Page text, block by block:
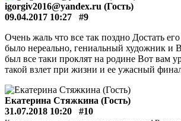
igorgiv2016@yandex.ru (Гость)
09.04.2017 10:27
#9
Очень жаль что все так поздно Достать
было нереально, гениальный художник и
был все таки проклят на родине Вот вам
такой взлет при жизни и ее ужасный
Екатерина Стяжкина (Гость)
31.07.2018 10:20
#10